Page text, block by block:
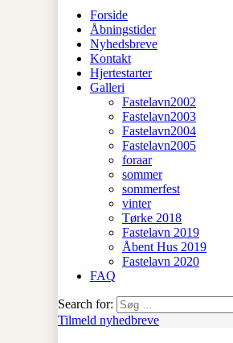
Forside
Åbningstider
Nyhedsbreve
Kontakt
Hjertestarter
Galleri
Fastelavn2002
Fastelavn2003
Fastelavn2004
Fastelavn2005
foraar
sommer
sommerfest
vinter
Tørke 2018
Fastelavn 2019
Åbent Hus 2019
Fastelavn 2020
FAQ
Search for:
Tilmeld nyhedbreve